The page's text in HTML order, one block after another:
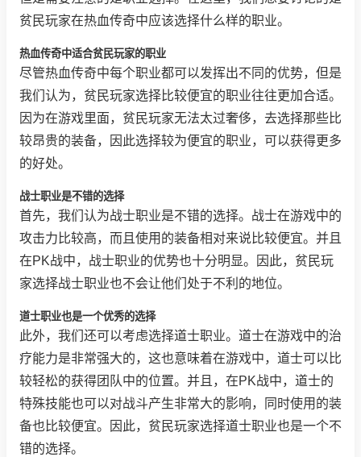
贫民玩家在热血传奇中应该选择什么样的职业。
热血传奇中适合贫民玩家的职业
尽管热血传奇中每个职业都可以发挥出不同的优势，但是
我们认为，贫民玩家选择比较便宜的职业往往更加合适。
因为在游戏里面，贫民玩家无法太过奢侈，去选择那些比
较昂贵的装备，因此选择较为便宜的职业，可以获得更多
的好处。
战士职业是不错的选择
首先，我们认为战士职业是不错的选择。战士在游戏中的
攻击力比较高，而且使用的装备相对来说比较便宜。并且
在PK战中，战士职业的优势也十分明显。因此，贫民玩
家选择战士职业也不会让他们处于不利的地位。
道士职业也是一个优秀的选择
此外，我们还可以考虑选择道士职业。道士在游戏中的治
疗能力是非常强大的，这也意味着在游戏中，道士可以比
较轻松的获得团队中的位置。并且，在PK战中，道士的
特殊技能也可以对战斗产生非常大的影响，同时使用的装
备也比较便宜。因此，贫民玩家选择道士职业也是一个不
错的选择。